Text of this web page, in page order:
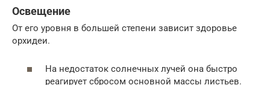
Освещение
От его уровня в большей степени зависит здоровье
орхидеи.
На недостаток солнечных лучей она быстро
реагирует сбросом основной массы листьев.